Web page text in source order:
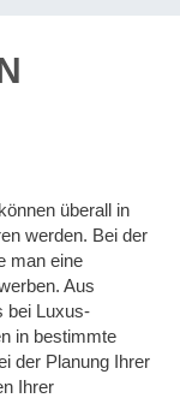
überall in
werden. Bei der
man eine
Aus
bei Luxus-
in bestimmte
der Planung Ihrer
Ihrer